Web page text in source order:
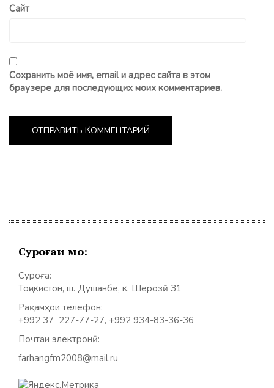
Сайт
Сохранить моё имя, email и адрес сайта в этом
браузере для последующих моих комментариев.
Суроғаи мо:
Суроға:
Тоҷикистон, ш. Душанбе, к. Шерозӣ 31
Рақамҳои телефон:
+992 37 227-77-27, +992 934-83-36-36
Почтаи электронӣ:
farhangfm2008@mail.ru